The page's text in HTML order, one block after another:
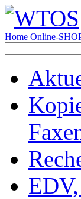
Home Online-